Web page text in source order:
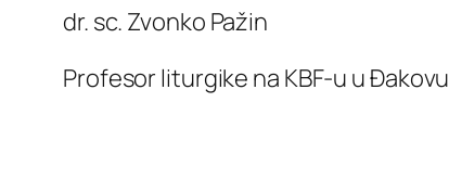
dr. sc. Zvonko Pažin
Profesor liturgike na KBF-u u Đakovu